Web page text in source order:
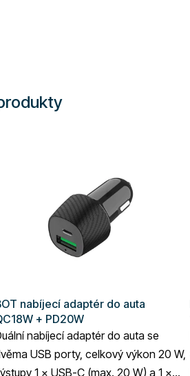
nabíjecí adaptér do auta
+ PD20W
nabíjecí adaptér do auta se
USB porty, celkový výkon 20 W,
1 × USB-C (max. 20 W) a 1 ×